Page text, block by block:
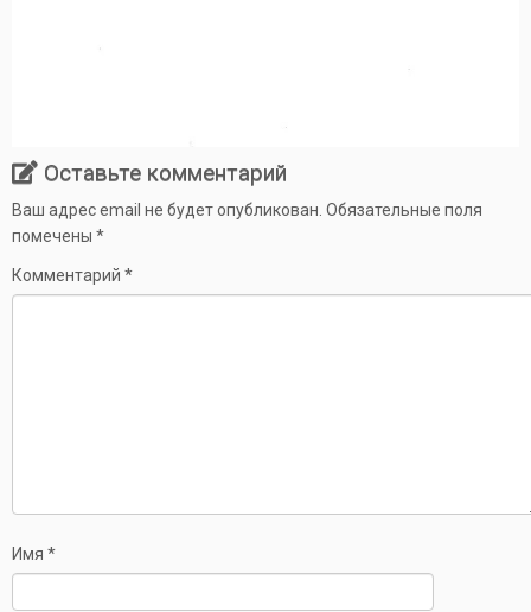
Оставьте комментарий
Ваш адрес email не будет опубликован. Обязательные поля
помечены *
Комментарий *
Имя *